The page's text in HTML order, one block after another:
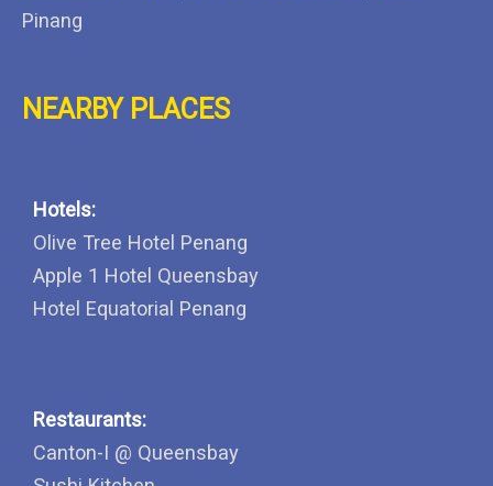
Pinang
NEARBY PLACES
Hotels:
Olive Tree Hotel Penang
Apple 1 Hotel Queensbay
Hotel Equatorial Penang
Restaurants:
Canton-I @ Queensbay